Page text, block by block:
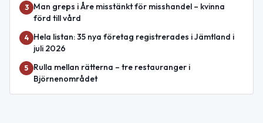
3
Man greps i Åre misstänkt för misshandel – kvinna
förd till vård
4
Hela listan: 35 nya företag registrerades i Jämtland i
juli 2026
5
Rulla mellan rätterna – tre restauranger i
Björnenområdet